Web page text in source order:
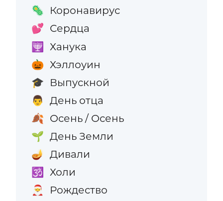
🦠 Коронавирус
💕 Сердца
🕎 Ханука
🎃 Хэллоуин
🎓 Выпускной
👨 День отца
🍂 Осень / Осень
🌱 День Земли
🪔 Дивали
🕉️ Холи
🎅 Рождество